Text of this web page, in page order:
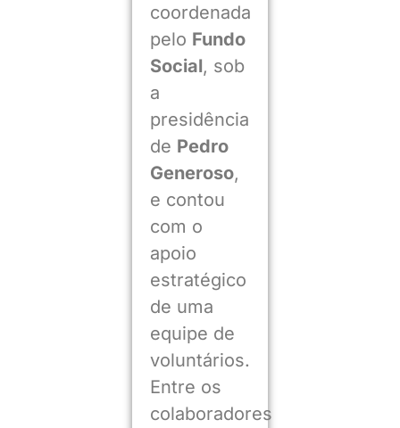
coordenada
pelo Fundo
Social, sob
a
presidência
de Pedro
Generoso,
e contou
com o
apoio
estratégico
de uma
equipe de
voluntários.
Entre os
colaboradores